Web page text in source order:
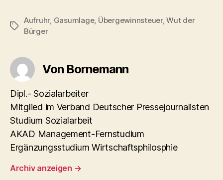
Schlagwörter
Aufruhr, Gasumlage, Übergewinnsteuer,Wut der
Bürger
Von Bornemann
Dipl.- Sozialarbeiter
Mitglied im Verband Deutscher Pressejournalisten
Studium Sozialarbeit
AKAD Management-Fernstudium
Ergänzungsstudium Wirtschaftsphilosphie
Archiv anzeigen →